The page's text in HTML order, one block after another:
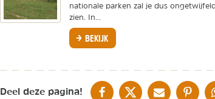
nationale parken zal je dus
zien. In...
BEKIJK
Deel deze pagina! DELEN OP FACEBOOK
DELEN OP XDELEN VIA DE
DELEN